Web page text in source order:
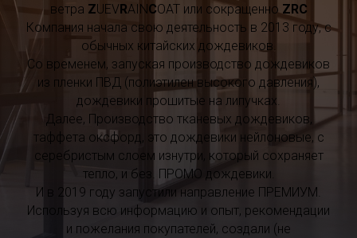
ветра ZUEVRAINCOAT или сокращенноZRC
Компания начала свою деятельность в 2013 году, с
обычных китайских дождевиков.
Со временем, запуская производство дождевиков
из пленки ПВД (полиэтилен высокого давления),
дождевики прошитые на липучках.
Далее, Производство тканевых дождевиков,
таффета оксфорд, это дождевики нейлоновые, с
серебристым слоем изнутри, который сохраняет
тепло, и без. ПРОМО дождевики.
И в 2019 году запустили направление ПРЕМИУМ.
Используя всю информацию и опыт, рекомендации
и пожелания покупателей, создали (не